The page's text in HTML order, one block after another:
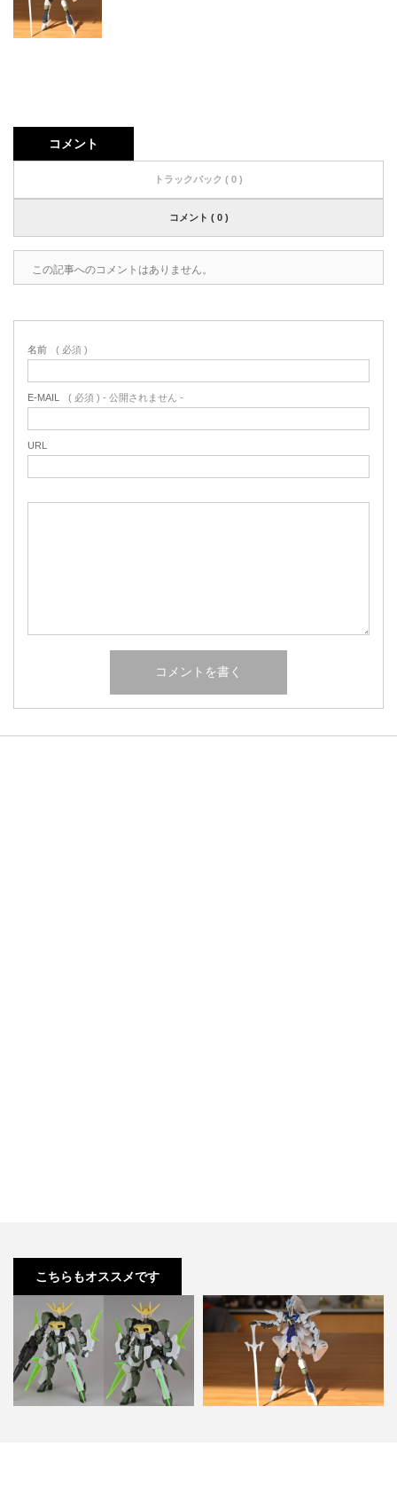
コメント
トラックバック ( 0 )
コメント ( 0 )
この記事へのコメントはありません。
名前 ( 必須 )
E-MAIL ( 必須 ) - 公開されません -
URL
こちらもオススメです